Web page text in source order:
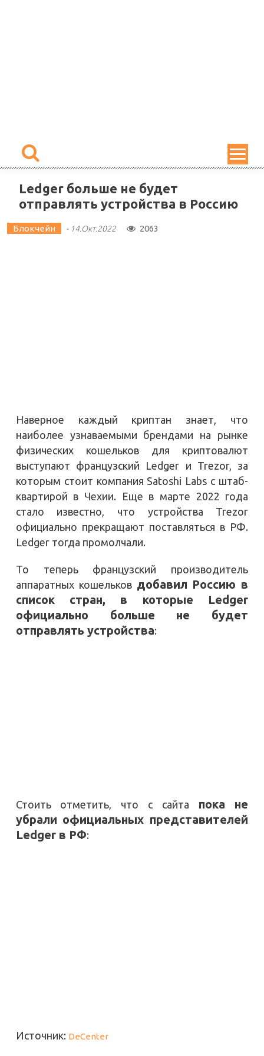
Ledger больше не будет
отправлять устройства в Россию
Блокчейн - 14.Окт.2022 2063
Наверное каждый криптан знает, что
наиболее узнаваемыми брендами на рынке
физических кошельков для криптовалют
выступают французский Ledger и Trezor, за
которым стоит компания Satoshi Labs с штаб-
квартирой в Чехии. Еще в марте 2022 года
стало известно, что устройства Trezor
официально прекращают поставляться в РФ.
Ledger тогда промолчали.
То теперь французский производитель
аппаратных кошельков добавил Россию в
список стран, в которые Ledger
официально больше не будет
отправлять устройства:
Стоить отметить, что с сайта пока не
убрали официальных представителей
Ledger в РФ:
Источник: DeCenter